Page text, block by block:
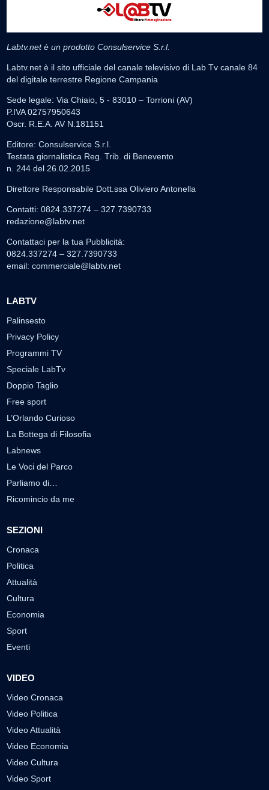
Labtv.net è un prodotto Consulservice S.r.l.
Labtv.net è il sito ufficiale del canale televisivo di Lab Tv canale 84
del digitale terrestre Regione Campania
Sede legale: Via Chiaio, 5 - 83010 – Torrioni (AV)
P.IVA 02757950643
Oscr. R.E.A. AV N.181151
Editore: Consulservice S.r.l.
Testata giornalistica Reg. Trib. di Benevento
n. 244 del 26.02.2015
Direttore Responsabile Dott.ssa Oliviero Antonella
Contatti: 0824.337274 – 327.7390733
redazione@labtv.net
Contattaci per la tua Pubblicità:
0824.337274 – 327.7390733
email: commerciale@labtv.net
LABTV
Palinsesto
Privacy Policy
Programmi TV
Speciale LabTv
Doppio Taglio
Free sport
L’Orlando Curioso
La Bottega di Filosofia
Labnews
Le Voci del Parco
Parliamo di…
Ricomincio da me
SEZIONI
Cronaca
Politica
Attualità
Cultura
Economia
Sport
Eventi
VIDEO
Video Cronaca
Video Politica
Video Attualità
Video Economia
Video Cultura
Video Sport